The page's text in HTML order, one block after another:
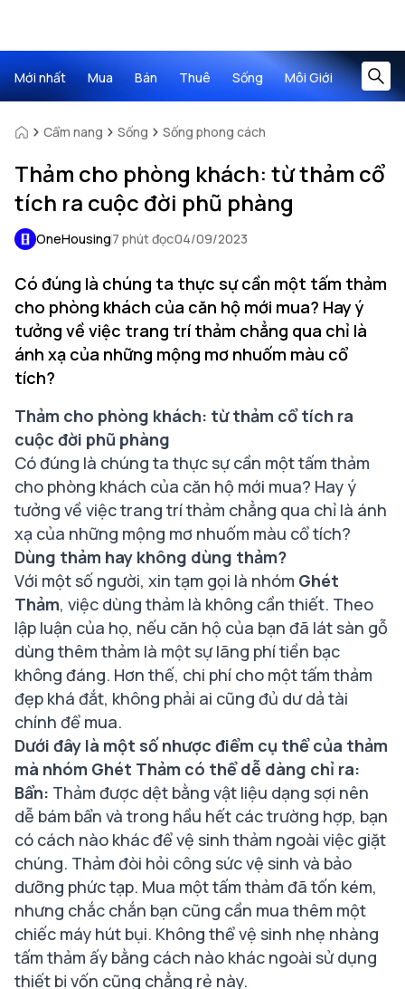
Mới nhất Mua Bán Thuê Sống Môi Giới
Cẩm nang Sống Sống phong cách
Thảm cho phòng khách: từ thảm cổ
tích ra cuộc đời phũ phàng
OneHousing7 phút đọc04/09/2023
Có đúng là chúng ta thực sự cần một tấm thảm
cho phòng khách của căn hộ mới mua? Hay ý
tưởng về việc trang trí thảm chẳng qua chỉ là
ánh xạ của những mộng mơ nhuốm màu cổ
tích?
Thảm cho phòng khách: từ thảm cổ tích ra
cuộc đời phũ phàng
Có đúng là chúng ta thực sự cần một tấm thảm
cho phòng khách của căn hộ mới mua? Hay ý
tưởng về việc trang trí thảm chẳng qua chỉ là ánh
xạ của những mộng mơ nhuốm màu cổ tích?
Dùng thảm hay không dùng thảm?
Với một số người, xin tạm gọi là nhóm Ghét
Thảm, việc dùng thảm là không cần thiết. Theo
lập luận của họ, nếu căn hộ của bạn đã lát sàn gỗ
dùng thêm thảm là một sự lãng phí tiền bạc
không đáng. Hơn thế, chi phí cho một tấm thảm
đẹp khá đắt, không phải ai cũng đủ dư dả tài
chính để mua.
Dưới đây là một số nhược điểm cụ thể của thảm
mà nhóm Ghét Thảm có thể dễ dàng chỉ ra:
Bẩn: Thảm được dệt bằng vật liệu dạng sợi nên
dễ bám bẩn và trong hầu hết các trường hợp, bạn
có cách nào khác để vệ sinh thảm ngoài việc giặt
chúng. Thảm đòi hỏi công sức vệ sinh và bảo
dưỡng phức tạp. Mua một tấm thảm đã tốn kém,
nhưng chắc chắn bạn cũng cần mua thêm một
chiếc máy hút bụi. Không thể vệ sinh nhẹ nhàng
tấm thảm ấy bằng cách nào khác ngoài sử dụng
thiết bị vốn cũng chẳng rẻ này.